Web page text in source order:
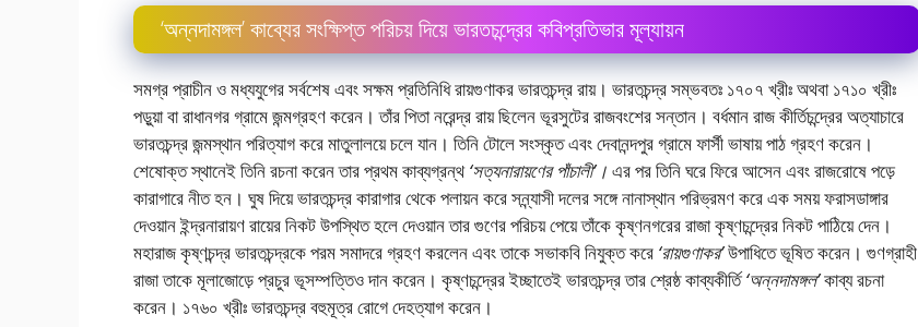
‘অন্নদামঙ্গল’ কাব্যের সংক্ষিপ্ত পরিচয় দিয়ে ভারতচন্দ্রের কবিপ্রতিভার মূল্যায়ন
সমগ্র প্রাচীন ও মধ্যযুগের সর্বশেষ এবং সক্ষম প্রতিনিধি রায়গুণাকর ভারতচন্দ্র রায়। ভারতচন্দ্র সম্ভবতঃ ১৭০৭ খ্রীঃ অথবা ১৭১০ খ্রীঃ
পড়ুয়া বা রাধানগর গ্রামে জন্মগ্রহণ করেন। তাঁর পিতা নরেন্দ্র রায় ছিলেন ভূরসুটের রাজবংশের সন্তান। বর্ধমান রাজ কীর্তিচন্দ্রের অত্যাচারে
ভারতচন্দ্র জন্মস্থান পরিত্যাগ করে মাতুলালয়ে চলে যান। তিনি টোলে সংস্কৃত এবং দেবানন্দপুর গ্রামে ফার্সী ভাষায় পাঠ গ্রহণ করেন।
শেষােক্ত স্থানেই তিনি রচনা করেন তার প্রথম কাব্যগ্রন্থ‘সত্যনারায়ণের পাঁচালী’। এর পর তিনি ঘরে ফিরে আসেন এবং রাজরােষে পড়ে
কারাগারে নীত হন। ঘুষ দিয়ে ভারতচন্দ্র কারাগার থেকে পলায়ন করে সন্ন্যাসী দলের সঙ্গে নানাস্থান পরিভ্রমণ করে এক সময় ফরাসডাঙ্গার
দেওয়ান ইন্দ্রনারায়ণ রায়ের নিকট উপস্থিত হলে দেওয়ান তার গুণের পরিচয় পেয়ে তাঁকে কৃষ্ণনগরের রাজা কৃষ্ণচন্দ্রের নিকট পাঠিয়ে দেন।
মহারাজ কৃষ্ণচন্দ্র ভারতচন্দ্রকে পরম সমাদরে গ্রহণ করলেন এবং তাকে সভাকবি নিযুক্ত করে ‘রায়গুণাকর’উপাধিতে ভূষিত করেন। গুণগ্রাহী
রাজা তাকে মূলাজোড়ে প্রচুর ভূসম্পত্তিও দান করেন। কৃষ্ণচন্দ্রের ইচ্ছাতেই ভারতচন্দ্র তার শ্রেষ্ঠ কাব্যকীর্তি‘অন্নদামঙ্গল’কাব্য রচনা
করেন। ১৭৬০ খ্রীঃ ভারতচন্দ্র বহুমূত্র রােগে দেহত্যাগ করেন।